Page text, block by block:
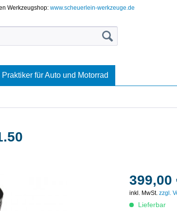
Werkzeugshop:www.scheuerlein-werkzeuge.de
für Auto und Motorrad
399,00
inkl. MwSt.zzgl.
Lieferbar